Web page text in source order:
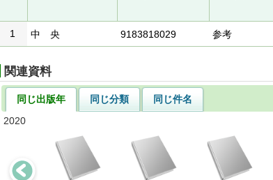
1
中 央 9183818029 参考
関連資料
同じ出版年 同じ分類
同じ件名
2020